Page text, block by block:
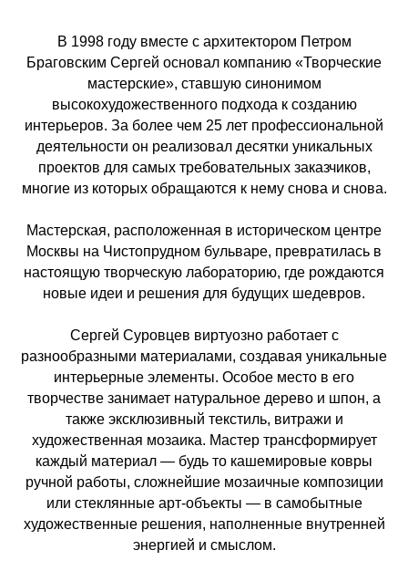
В 1998 году вместе с архитектором Петром
Браговским Сергей основал компанию «Творческие
мастерские», ставшую синонимом
высокохудожественного подхода к созданию
интерьеров. За более чем 25 лет профессиональной
деятельности он реализовал десятки уникальных
проектов для самых требовательных заказчиков,
многие из которых обращаются к нему снова и снова.
Мастерская, расположенная в историческом центре
Москвы на Чистопрудном бульваре, превратилась в
настоящую творческую лабораторию, где рождаются
новые идеи и решения для будущих шедевров.
Сергей Суровцев виртуозно работает с
разнообразными материалами, создавая уникальные
интерьерные элементы. Особое место в его
творчестве занимает натуральное дерево и шпон, а
также эксклюзивный текстиль, витражи и
художественная мозаика. Мастер трансформирует
каждый материал — будь то кашемировые ковры
ручной работы, сложнейшие мозаичные композиции
или стеклянные арт-объекты — в самобытные
художественные решения, наполненные внутренней
энергией и смыслом.